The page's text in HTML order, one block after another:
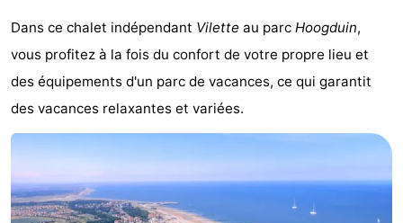
Bad
Bad
Strand
Resort
Nieuwvliet-
-
Waterdunen
-
Zonneweelde
-
Last
Dans ce chalet indépendant Vilette au parc Hoogduin,
vous profitez à la fois du confort de votre propre lieu et
des équipements d'un parc de vacances, ce qui garantit
des vacances relaxantes et variées.